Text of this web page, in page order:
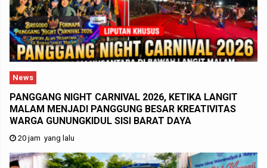
News
PANGGANG NIGHT CARNIVAL 2026, KETIKA LANGIT
MALAM MENJADI PANGGUNG BESAR KREATIVITAS
WARGA GUNUNGKIDUL SISI BARAT DAYA
20 jam yang lalu